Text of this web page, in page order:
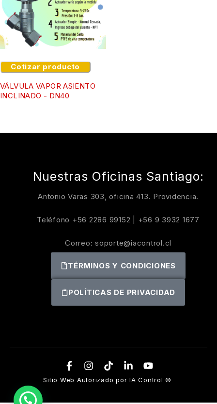
Cotizar producto
VÁLVULA VAPOR ASIENTO
INCLINADO - DN40
Nuestras Oficinas Santiago:
Antonio Varas 303, oficina 413. Providencia.
Teléfono +56 2286 99152 +56 9 3932 1677
Correo: soporte@iacontrol.cl
TÉRMINOS Y CONDICIONES
POLÍTICAS DE PRIVACIDAD
Sitio Web Autorizado por IA Control ©